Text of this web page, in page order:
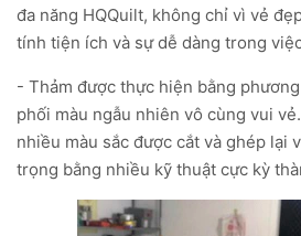
đa năng HQQuilt, không chỉ vì vẻ
tính tiện ích và sự dễ dàng trong
- Thảm được thực hiện bằng
phối màu ngẫu nhiên vô cùng vui
nhiều màu sắc được cắt và ghép lại
trọng bằng nhiều kỹ thuật cực kỳ